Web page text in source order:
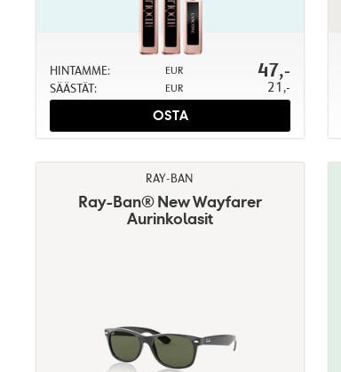
HINTAMME: EUR 47,-
SÄÄSTÄT: EUR 21,-
OSTA
RAY-BAN
Ray-Ban® New Wayfarer
Aurinkolasit